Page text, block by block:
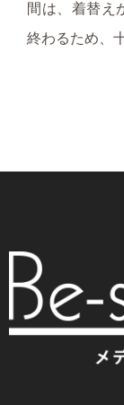
間は、着替え
終わるため、